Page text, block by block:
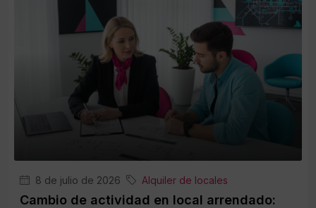
8 de julio de 2026 Alquiler de locales
Cambio de actividad en local arrendado: